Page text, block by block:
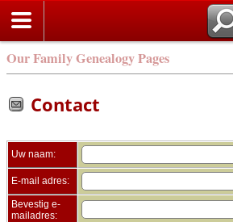
Our Family Genealogy Pages
Contact
Uw naam:
E-mail adres:
Bevestig e-
mailadres: